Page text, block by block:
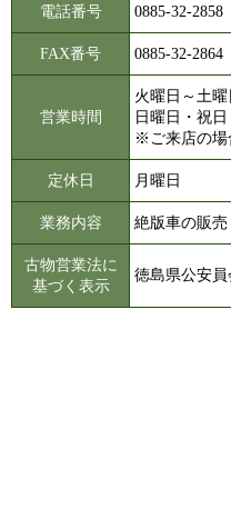
電話番号 0885-32-2858
FAX番号 0885-32-2864
営業時間
火曜日～土曜
日曜日・祝日
※ご来店の場
定休日 月曜日
業務内容 絶版車の販
古物営業法に
基づく表示
徳島県公安員